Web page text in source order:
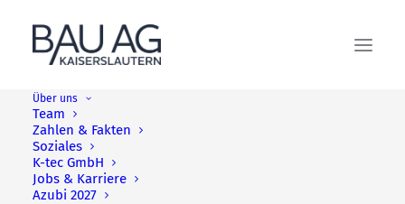
Über uns
Team
Zahlen & Fakten
Soziales
K-tec GmbH
Jobs & Karriere
Azubi 2027